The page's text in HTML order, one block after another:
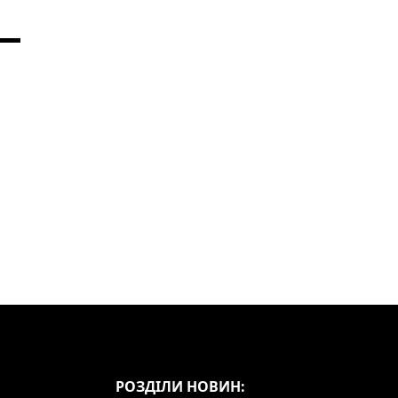
РОЗДІЛИ НОВИН: